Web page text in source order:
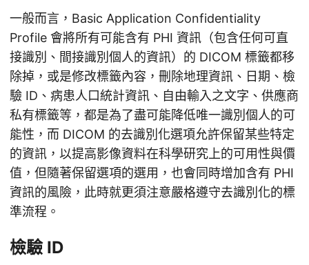
一般而言，Basic Application Confidentiality
Profile 會將所有可能含有 PHI 資訊（包含任何可直
接識別、間接識別個人的資訊）的 DICOM 標籤都移
除掉，或是修改標籤內容，刪除地理資訊、日期、檢
驗 ID、病患人口統計資訊、自由輸入之文字、供應商
私有標籤等，都是為了盡可能降低唯一識別個人的可
能性，而 DICOM 的去識別化選項允許保留某些特定
的資訊，以提高影像資料在科學研究上的可用性與價
值，但隨著保留選項的選用，也會同時增加含有 PHI
資訊的風險，此時就更須注意嚴格遵守去識別化的標
準流程。
檢驗 ID